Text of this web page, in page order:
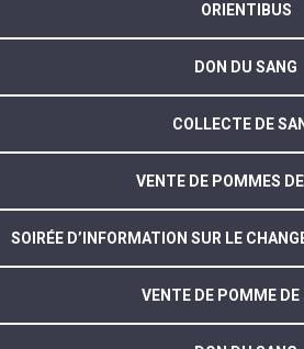
ORIENTIBUS
DON DU SANG
COLLECTE DE
VENTE DE POMMES
SOIRÉE D’INFORMATION SUR LE
VENTE DE POMME DE